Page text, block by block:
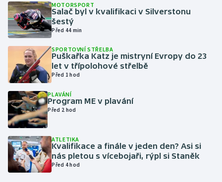
Krasobruslení
Lezení
Lyže a snowboard
Moderní pětiboj
Motorsport
Olympijské hry
Parasport
MOTORSPORT
Salač byl v kvalifikaci v Silverstonu
šestý
Před 44 min
SPORTOVNÍ STŘELBA
Puškařka Katz je mistryní Evropy do 23
let v třípolohové střelbě
Před 1 hod
PLAVÁNÍ
Program ME v plavání
Před 2 hod
ATLETIKA
Kvalifikace a finále v jeden den? Asi si
nás pletou s vícebojaři, rýpl si Staněk
Před 4 hod